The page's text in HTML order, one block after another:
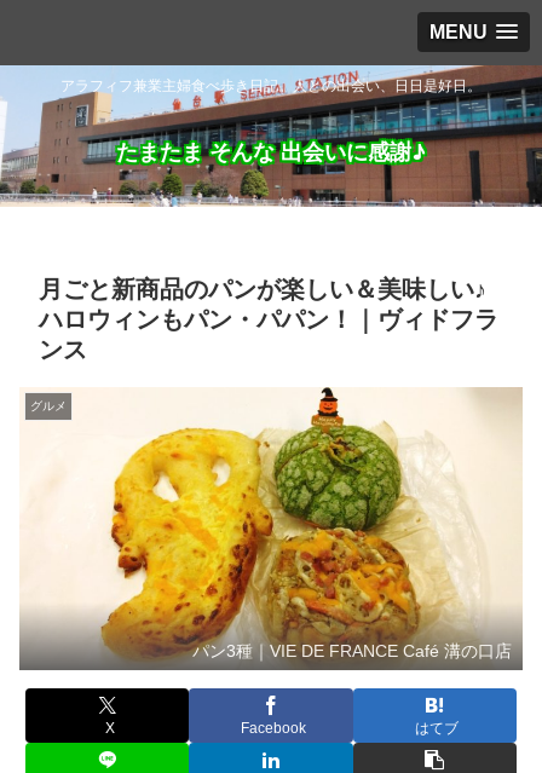
MENU
アラフィフ兼業主婦食べ歩き日記。人との出会い、日日是好日。
たまたま そんな 出会いに感謝♪
月ごと新商品のパンが楽しい＆美味しい♪
ハロウィンもパン・パパン！｜ヴィドフラ
ンス
グルメ
パン3種｜VIE DE FRANCE Café 溝の口店
X Facebook はてブ